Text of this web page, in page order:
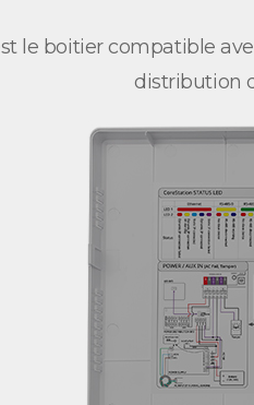
le boitier compatible
distribution